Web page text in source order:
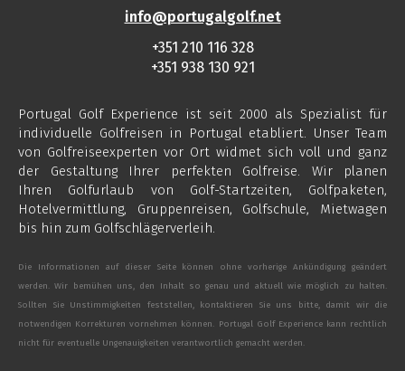
info@portugalgolf.net
+351 210 116 328
+351 938 130 921
Portugal Golf Experience ist seit 2000 als Spezialist für
individuelle Golfreisen in Portugal etabliert. Unser Team
von Golfreiseexperten vor Ort widmet sich voll und ganz
der Gestaltung Ihrer perfekten Golfreise. Wir planen
Ihren Golfurlaub von Golf-Startzeiten, Golfpaketen,
Hotelvermittlung, Gruppenreisen, Golfschule, Mietwagen
bis hin zum Golfschlägerverleih.
Die Informationen auf dieser Seite können ohne vorherige Ankündigung geändert
werden. Wir bemühen uns, den Inhalt so genau und aktuell wie möglich zu halten.
Sollten Sie Unstimmigkeiten feststellen, kontaktieren Sie uns bitte, damit wir die
notwendigen Korrekturen vornehmen können. Portugal Golf Experience kann rechtlich
nicht für eventuelle Ungenauigkeiten verantwortlich gemacht werden.